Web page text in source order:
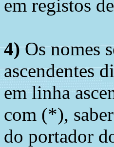
em registos
4)Os nomes
ascendentes
em linha
com (*),
do portador